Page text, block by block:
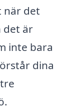
när det
det är
inte bara
dina